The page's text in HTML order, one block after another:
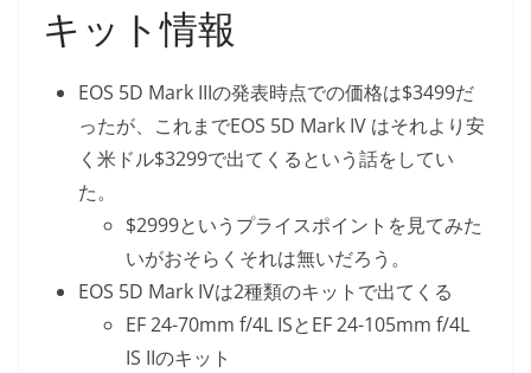
キット情報
EOS 5D Mark IIIの発表時点での価格は$3499だ
ったが、これまでEOS 5D Mark IV はそれより安
く米ドル$3299で出てくるという話をしてい
た。
$2999というプライスポイントを見てみた
いがおそらくそれは無いだろう。
EOS 5D Mark IVは2種類のキットで出てくる
EF 24-70mm f/4L ISとEF 24-105mm f/4L
IS IIのキット